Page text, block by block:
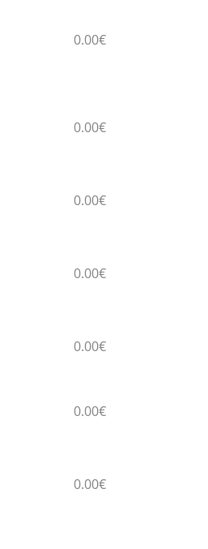
0.00€
0.00€
0.00€
0.00€
0.00€
0.00€
0.00€